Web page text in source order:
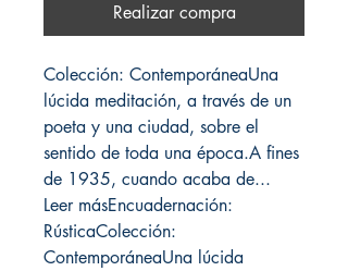
Realizar compra
Colección: ContemporáneaUna
lúcida meditación, a través de un
poeta y una ciudad, sobre el
sentido de toda una época.A fines
de 1935, cuando acaba de...
Leer másEncuadernación:
RústicaColección:
ContemporáneaUna lúcida